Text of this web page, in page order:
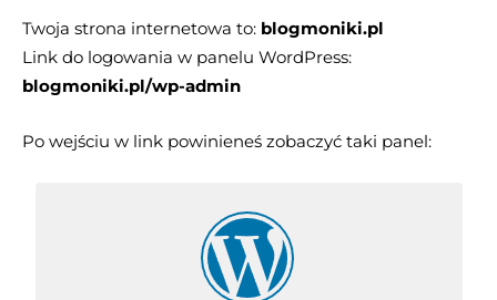
Twoja strona internetowa to: blogmoniki.pl
Link do logowania w panelu WordPress:
blogmoniki.pl/wp-admin
Po wejściu w link powinieneś zobaczyć taki panel: